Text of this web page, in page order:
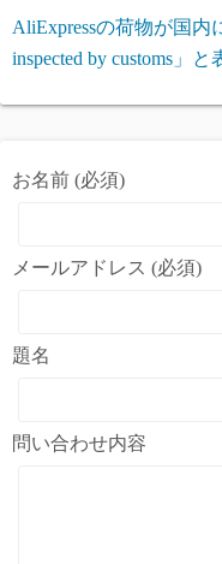
AliExpressの荷物が国内
inspected by customs」
お名前 (必須)
メールアドレス (必須)
題名
問い合わせ内容